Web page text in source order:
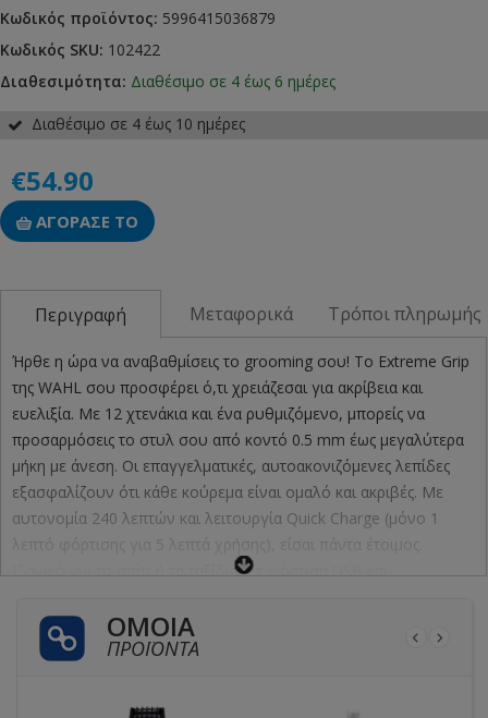
Κωδικός προϊόντος: 5996415036879
Κωδικός SKU: 102422
Διαθεσιμότητα: Διαθέσιμο σε 4 έως 6 ημέρες
Διαθέσιμο σε 4 έως 10 ημέρες
€54.90
ΑΓΟΡΑΣΕ ΤΟ
Περιγραφή Μεταφορικά Τρόποι πληρωμής
Ήρθε η ώρα να αναβαθμίσεις το grooming σου! Το Extreme Grip
της WAHL σου προσφέρει ό,τι χρειάζεσαι για ακρίβεια και
ευελιξία. Με 12 χτενάκια και ένα ρυθμιζόμενο, μπορείς να
προσαρμόσεις το στυλ σου από κοντό 0.5 mm έως μεγαλύτερα
μήκη με άνεση. Οι επαγγελματικές, αυτοακονιζόμενες λεπίδες
εξασφαλίζουν ότι κάθε κούρεμα είναι ομαλό και ακριβές. Με
αυτονομία 240 λεπτών και λειτουργία Quick Charge (μόνο 1
λεπτό φόρτισης για 5 λεπτά χρήσης), είσαι πάντα έτοιμος.
Ιδανικό για το σπίτι ή τα ταξίδια, με φόρτιση USB και
πραγματικά extreme grooming!
Χρώματα: Μαύρο
αποσπώμενες και πλενόμενες λεπίδες από ανοξείδωτο ατσάλι.
ΌΜΟΙΑ
ΠΡΟΪΌΝΤΑ